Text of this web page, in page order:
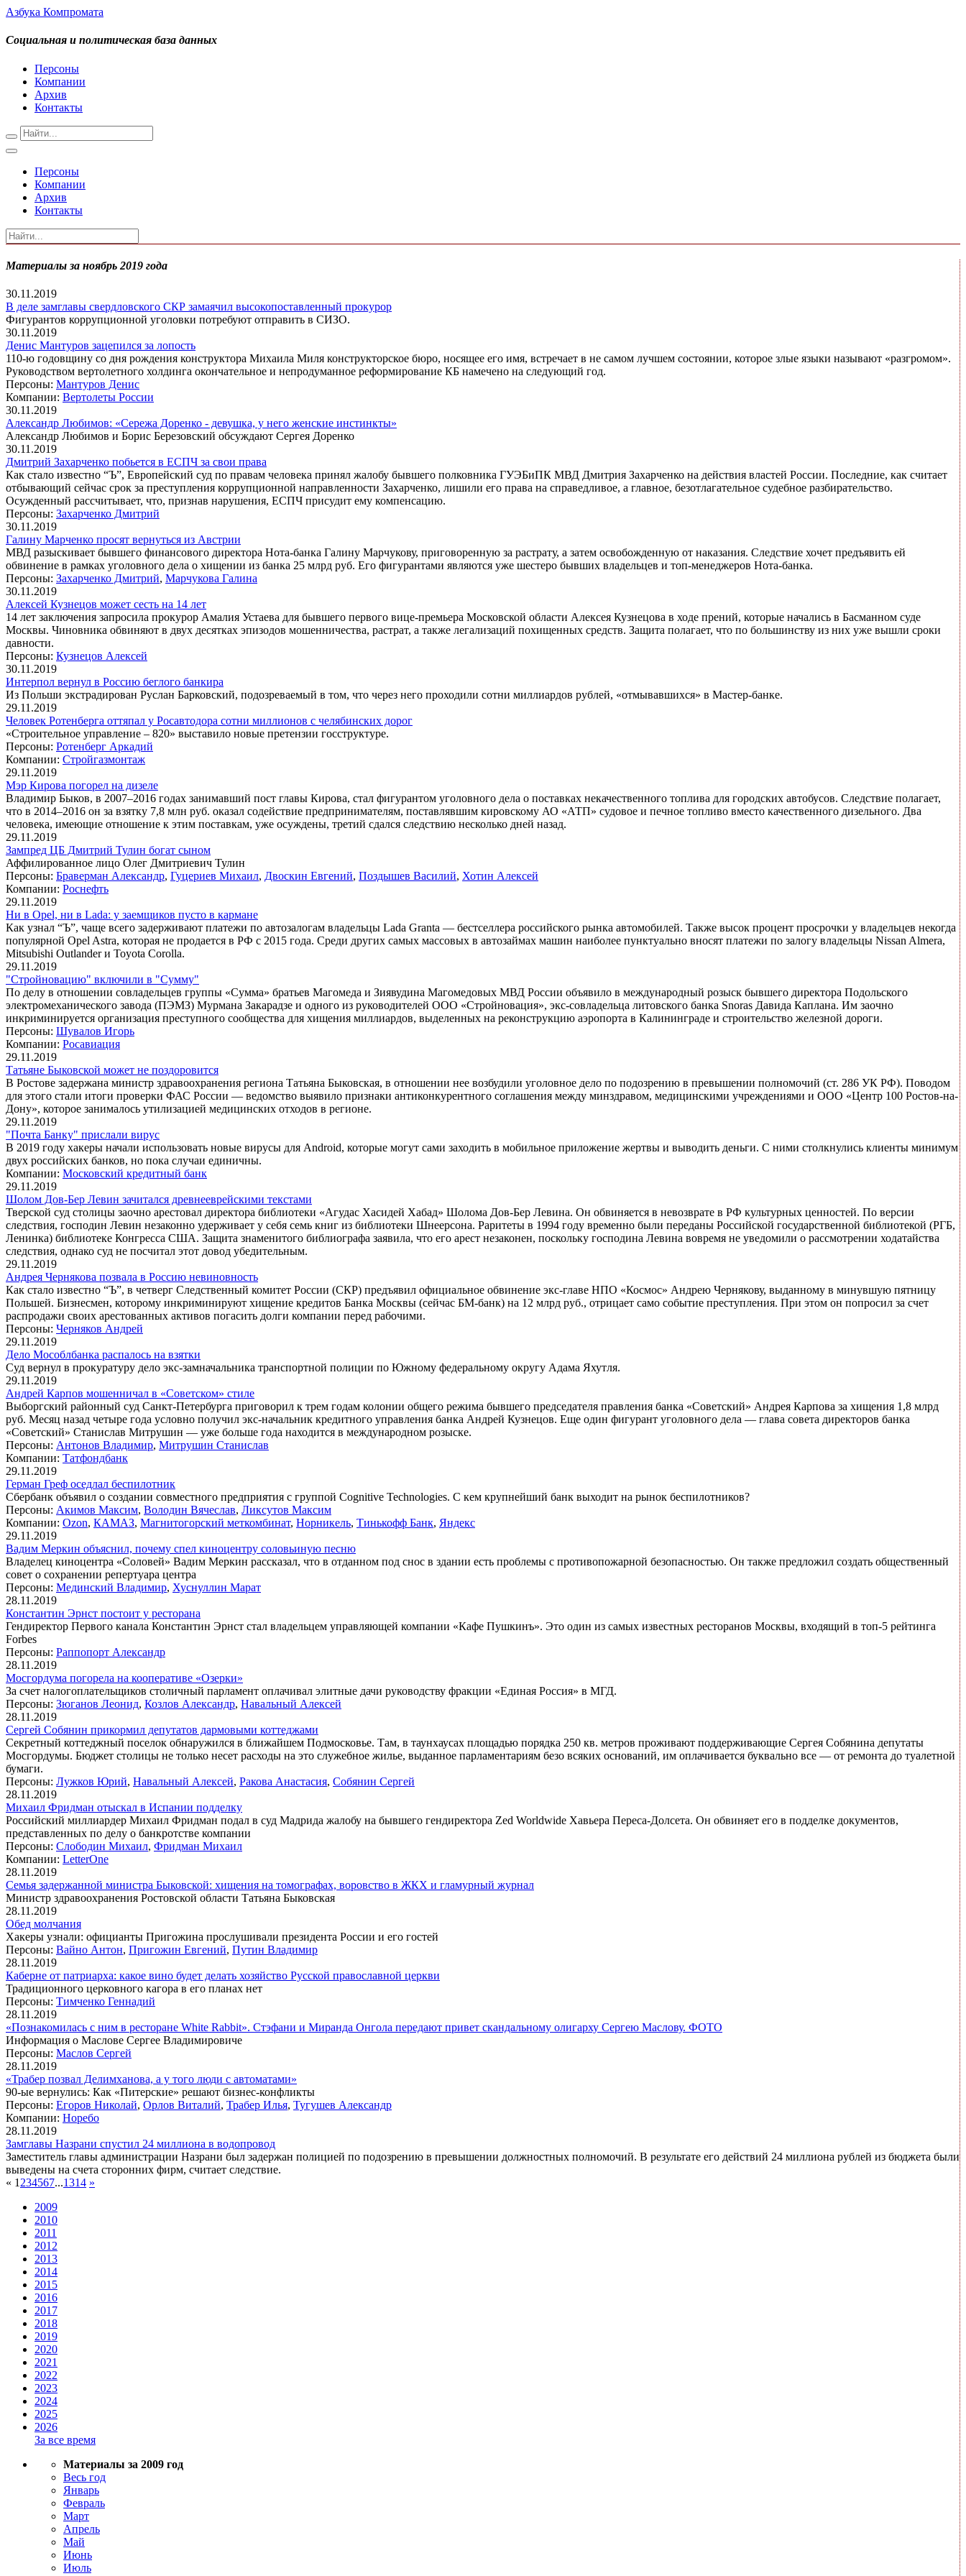
Азбука Компромата
Социальная и политическая база данных
Персоны
Компании
Архив
Контакты
Персоны
Компании
Архив
Контакты
Материалы за ноябрь 2019 года
30.11.2019
В деле замглавы свердловского СКР замаячил высокопоставленный прокурор
Фигурантов коррупционной уголовки потребуют отправить в СИЗО.
30.11.2019
Денис Мантуров зацепился за лопость
110-ю годовщину со дня рождения конструктора Михаила Миля конструкторское бюро, носящее его имя, встречает в не самом лучшем состоянии, которое злые языки называют «разгромом».
Руководством вертолетного холдинга окончательное и непродуманное реформирование КБ намечено на следующий год.
Персоны: Мантуров Денис
Компании: Вертолеты России
30.11.2019
Александр Любимов: «Сережа Доренко - девушка, у него женские инстинкты»
Александр Любимов и Борис Березовский обсуждают Сергея Доренко
30.11.2019
Дмитрий Захарченко побьется в ЕСПЧ за свои права
Как стало известно “Ъ”, Европейский суд по правам человека принял жалобу бывшего полковника ГУЭБиПК МВД Дмитрия Захарченко на действия властей России. Последние, как считает
отбывающий сейчас срок за преступления коррупционной направленности Захарченко, лишили его права на справедливое, а главное, безотлагательное судебное разбирательство.
Осужденный рассчитывает, что, признав нарушения, ЕСПЧ присудит ему компенсацию.
Персоны: Захарченко Дмитрий
30.11.2019
Галину Марченко просят вернуться из Австрии
МВД разыскивает бывшего финансового директора Нота-банка Галину Марчукову, приговоренную за растрату, а затем освобожденную от наказания. Следствие хочет предъявить ей
обвинение в рамках уголовного дела о хищении из банка 25 млрд руб. Его фигурантами являются уже шестеро бывших владельцев и топ-менеджеров Нота-банка.
Персоны: Захарченко Дмитрий, Марчукова Галина
30.11.2019
Алексей Кузнецов может сесть на 14 лет
14 лет заключения запросила прокурор Амалия Устаева для бывшего первого вице-премьера Московской области Алексея Кузнецова в ходе прений, которые начались в Басманном суде
Москвы. Чиновника обвиняют в двух десятках эпизодов мошенничества, растрат, а также легализаций похищенных средств. Защита полагает, что по большинству из них уже вышли сроки
давности.
Персоны: Кузнецов Алексей
30.11.2019
Интерпол вернул в Россию беглого банкира
Из Польши экстрадирован Руслан Барковский, подозреваемый в том, что через него проходили сотни миллиардов рублей, «отмывавшихся» в Мастер-банке.
29.11.2019
Человек Ротенберга оттяпал у Росавтодора сотни миллионов с челябинских дорог
«Строительное управление – 820» выставило новые претензии госструктуре.
Персоны: Ротенберг Аркадий
Компании: Стройгазмонтаж
29.11.2019
Мэр Кирова погорел на дизеле
Владимир Быков, в 2007–2016 годах занимавший пост главы Кирова, стал фигурантом уголовного дела о поставках некачественного топлива для городских автобусов. Следствие полагает,
что в 2014–2016 он за взятку 7,8 млн руб. оказал содействие предпринимателям, поставлявшим кировскому АО «АТП» судовое и печное топливо вместо качественного дизельного. Два
человека, имеющие отношение к этим поставкам, уже осуждены, третий сдался следствию несколько дней назад.
29.11.2019
Зампред ЦБ Дмитрий Тулин богат сыном
Аффилированное лицо Олег Дмитриевич Тулин
Персоны: Браверман Александр, Гуцериев Михаил, Двоскин Евгений, Поздышев Василий, Хотин Алексей
Компании: Роснефть
29.11.2019
Ни в Opel, ни в Lada: у заемщиков пусто в кармане
Как узнал “Ъ”, чаще всего задерживают платежи по автозалогам владельцы Lada Granta — бестселлера российского рынка автомобилей. Также высок процент просрочки у владельцев некогда
популярной Opel Astra, которая не продается в РФ с 2015 года. Среди других самых массовых в автозаймах машин наиболее пунктуально вносят платежи по залогу владельцы Nissan Almera,
Mitsubishi Outlander и Toyota Corolla.
29.11.2019
"Стройновацию" включили в "Сумму"
По делу в отношении совладельцев группы «Сумма» братьев Магомеда и Зиявудина Магомедовых МВД России объявило в международный розыск бывшего директора Подольского
электромеханического завода (ПЭМЗ) Мурмана Закарадзе и одного из руководителей ООО «Стройновация», экс-совладельца литовского банка Snoras Давида Каплана. Им заочно
инкриминируется организация преступного сообщества для хищения миллиардов, выделенных на реконструкцию аэропорта в Калининграде и строительство железной дороги.
Персоны: Шувалов Игорь
Компании: Росавиация
29.11.2019
Татьяне Быковской может не поздоровится
В Ростове задержана министр здравоохранения региона Татьяна Быковская, в отношении нее возбудили уголовное дело по подозрению в превышении полномочий (ст. 286 УК РФ). Поводом
для этого стали итоги проверки ФАС России — ведомство выявило признаки антиконкурентного соглашения между минздравом, медицинскими учреждениями и ООО «Центр 100 Ростов-на-
Дону», которое занималось утилизацией медицинских отходов в регионе.
29.11.2019
"Почта Банку" прислали вирус
В 2019 году хакеры начали использовать новые вирусы для Android, которые могут сами заходить в мобильное приложение жертвы и выводить деньги. С ними столкнулись клиенты минимум
двух российских банков, но пока случаи единичны.
Компании: Московский кредитный банк
29.11.2019
Шолом Дов-Бер Левин зачитался древнееврейскими текстами
Тверской суд столицы заочно арестовал директора библиотеки «Агудас Хасидей Хабад» Шолома Дов-Бер Левина. Он обвиняется в невозврате в РФ культурных ценностей. По версии
следствия, господин Левин незаконно удерживает у себя семь книг из библиотеки Шнеерсона. Раритеты в 1994 году временно были переданы Российской государственной библиотекой (РГБ,
Ленинка) библиотеке Конгресса США. Защита знаменитого библиографа заявила, что его арест незаконен, поскольку господина Левина вовремя не уведомили о рассмотрении ходатайства
следствия, однако суд не посчитал этот довод убедительным.
29.11.2019
Андрея Чернякова позвала в Россию невиновность
Как стало известно “Ъ”, в четверг Следственный комитет России (СКР) предъявил официальное обвинение экс-главе НПО «Космос» Андрею Чернякову, выданному в минувшую пятницу
Польшей. Бизнесмен, которому инкриминируют хищение кредитов Банка Москвы (сейчас БМ-банк) на 12 млрд руб., отрицает само событие преступления. При этом он попросил за счет
распродажи своих арестованных активов погасить долги компании перед рабочими.
Персоны: Черняков Андрей
29.11.2019
Дело Мособлбанка распалось на взятки
Суд вернул в прокуратуру дело экс-замначальника транспортной полиции по Южному федеральному округу Адама Яхутля.
29.11.2019
Андрей Карпов мошенничал в «Советском» стиле
Выборгский районный суд Санкт-Петербурга приговорил к трем годам колонии общего режима бывшего председателя правления банка «Советский» Андрея Карпова за хищения 1,8 млрд
руб. Месяц назад четыре года условно получил экс-начальник кредитного управления банка Андрей Кузнецов. Еще один фигурант уголовного дела — глава совета директоров банка
«Советский» Станислав Митрушин — уже больше года находится в международном розыске.
Персоны: Антонов Владимир, Митрушин Станислав
Компании: Татфондбанк
29.11.2019
Герман Греф оседлал беспилотник
Сбербанк объявил о создании совместного предприятия с группой Сognitive Technologies. С кем крупнейший банк выходит на рынок беспилотников?
Персоны: Акимов Максим, Володин Вячеслав, Ликсутов Максим
Компании: Ozon, КАМАЗ, Магнитогорский меткомбинат, Норникель, Тинькофф Банк, Яндекс
29.11.2019
Вадим Меркин объяснил, почему спел киноцентру соловьиную песню
Владелец киноцентра «Соловей» Вадим Меркин рассказал, что в отданном под снос в здании есть проблемы с противопожарной безопасностью. Он также предложил создать общественный
совет о сохранении репертуара центра
Персоны: Мединский Владимир, Хуснуллин Марат
28.11.2019
Константин Эрнст постоит у ресторана
Гендиректор Первого канала Константин Эрнст стал владельцем управляющей компании «Кафе Пушкинъ». Это один из самых известных ресторанов Москвы, входящий в топ-5 рейтинга
Forbes
Персоны: Раппопорт Александр
28.11.2019
Мосгордума погорела на кооперативе «Озерки»
За счет налогоплательщиков столичный парламент оплачивал элитные дачи руководству фракции «Единая Россия» в МГД.
Персоны: Зюганов Леонид, Козлов Александр, Навальный Алексей
28.11.2019
Сергей Собянин прикормил депутатов дармовыми коттеджами
Секретный коттеджный поселок обнаружился в ближайшем Подмосковье. Там, в таунхаусах площадью порядка 250 кв. метров проживают поддерживающие Сергея Собянина депутаты
Мосгордумы. Бюджет столицы не только несет расходы на это служебное жилье, выданное парламентариям безо всяких оснований, им оплачивается буквально все — от ремонта до туалетной
бумаги.
Персоны: Лужков Юрий, Навальный Алексей, Ракова Анастасия, Собянин Сергей
28.11.2019
Михаил Фридман отыскал в Испании подделку
Российский миллиардер Михаил Фридман подал в суд Мадрида жалобу на бывшего гендиректора Zed Worldwide Хавьера Переса-Долсета. Он обвиняет его в подделке документов,
представленных по делу о банкротстве компании
Персоны: Слободин Михаил, Фридман Михаил
Компании: LetterOne
28.11.2019
Семья задержанной министра Быковской: хищения на томографах, воровство в ЖКХ и гламурный журнал
Министр здравоохранения Ростовской области Татьяна Быковская
28.11.2019
Обед молчания
Хакеры узнали: официанты Пригожина прослушивали президента России и его гостей
Персоны: Вайно Антон, Пригожин Евгений, Путин Владимир
28.11.2019
Каберне от патриарха: какое вино будет делать хозяйство Русской православной церкви
Традиционного церковного кагора в его планах нет
Персоны: Тимченко Геннадий
28.11.2019
«Познакомилась с ним в ресторане White Rabbit». Стэфани и Миранда Онгола передают привет скандальному олигарху Сергею Маслову. ФОТО
Информация о Маслове Сергее Владимировиче
Персоны: Маслов Сергей
28.11.2019
«Трабер позвал Делимханова, а у того люди с автоматами»
90-ые вернулись: Как «Питерские» решают бизнес-конфликты
Персоны: Егоров Николай, Орлов Виталий, Трабер Илья, Тугушев Александр
Компании: Норебо
28.11.2019
Замглавы Назрани спустил 24 миллиона в водопровод
Заместитель главы администрации Назрани был задержан полицией по подозрению в превышении должностных полномочий. В результате его действий 24 миллиона рублей из бюджета были
выведены на счета сторонних фирм, считает следствие.
« 1 234567...1314 »
2009
2010
2011
2012
2013
2014
2015
2016
2017
2018
2019
2020
2021
2022
2023
2024
2025
2026
За все время
Материалы за 2009 год
Весь год
Январь
Февраль
Март
Апрель
Май
Июнь
Июль